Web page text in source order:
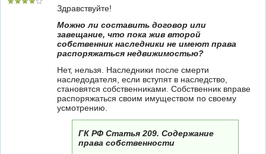
Здравствуйте!
Можно ли составить договор или
завещание, что пока жив второй
собственник наследники не имеют права
распоряжаться недвижимостью?
Нет, нельзя. Наследники после смерти
наследодателя, если вступят в наследство,
становятся собственниками. Собственник вправе
распоряжаться своим имуществом по своему
усмотрению.
ГК РФ Статья 209. Содержание
права собственности